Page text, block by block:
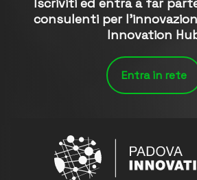
Iscriviti ed entra a far
consulenti per
Innovation
Entra in rete